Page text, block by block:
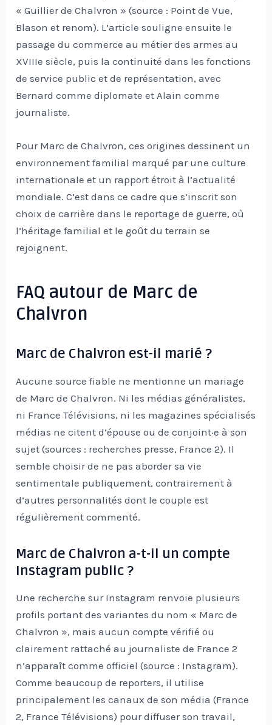
« Guillier de Chalvron » (source : Point de Vue,
Blason et renom). L’article souligne ensuite le
passage du commerce au métier des armes au
XVIIIe siècle, puis la continuité dans les fonctions
de service public et de représentation, avec
Bernard comme diplomate et Alain comme
journaliste.
Pour Marc de Chalvron, ces origines dessinent un
environnement familial marqué par une culture
internationale et un rapport étroit à l’actualité
mondiale. C’est dans ce cadre que s’inscrit son
choix de carrière dans le reportage de guerre, où
l’héritage familial et le goût du terrain se
rejoignent.
FAQ autour de Marc de
Chalvron
Marc de Chalvron est-il marié ?
Aucune source fiable ne mentionne un mariage
de Marc de Chalvron. Ni les médias généralistes,
ni France Télévisions, ni les magazines spécialisés
médias ne citent d’épouse ou de conjoint·e à son
sujet (sources : recherches presse, France 2). Il
semble choisir de ne pas aborder sa vie
sentimentale publiquement, contrairement à
d’autres personnalités dont le couple est
régulièrement commenté.
Marc de Chalvron a-t-il un compte
Instagram public ?
Une recherche sur Instagram renvoie plusieurs
profils portant des variantes du nom « Marc de
Chalvron », mais aucun compte vérifié ou
clairement rattaché au journaliste de France 2
n’apparaît comme officiel (source : Instagram).
Comme beaucoup de reporters, il utilise
principalement les canaux de son média (France
2, France Télévisions) pour diffuser son travail,